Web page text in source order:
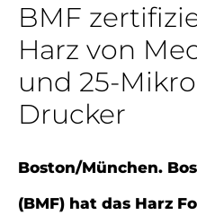
BMF
Harz von
und 25-
Drucker
Boston/München.
(BMF) hat das Harz